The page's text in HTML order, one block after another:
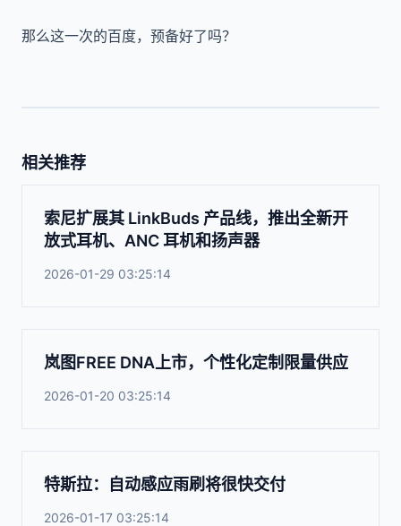
那么这一次的百度，预备好了吗？
相关推荐
索尼扩展其 LinkBuds 产品线，推出全新开
放式耳机、ANC 耳机和扬声器
2026-01-29 03:25:14
岚图FREE DNA上市，个性化定制限量供应
2026-01-20 03:25:14
特斯拉：自动感应雨刷将很快交付
2026-01-17 03:25:14